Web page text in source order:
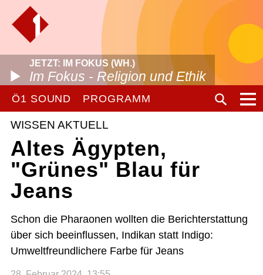
JETZT: IM FOKUS (WH.)
Im Fokus - Religion und Ethik
Ö1 SOUND PROGRAMM
WISSEN AKTUELL
Altes Ägypten,
"Grünes" Blau für
Jeans
Schon die Pharaonen wollten die Berichterstattung
über sich beeinflussen, Indikan statt Indigo:
Umweltfreundlichere Farbe für Jeans